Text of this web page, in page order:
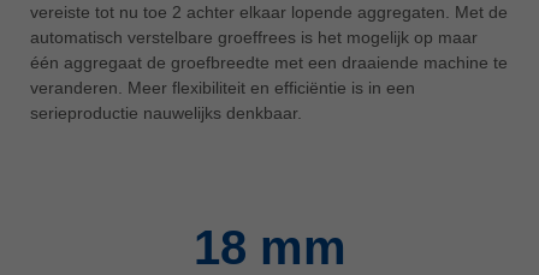
中国
中文
ประเทศไทย
vereiste tot nu toe 2 achter elkaar lopende aggregaten. Met de
automatisch verstelbare groeffrees is het mogelijk op maar
één aggregaat de groefbreedte met een draaiende machine te
veranderen. Meer flexibiliteit en efficiëntie is in een
serieproductie nauwelijks denkbaar.
18 mm